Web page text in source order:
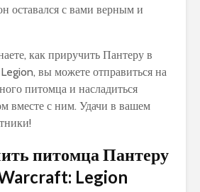
оставался с вами верным и
как приручить Пантеру в
вы можете отправиться на
питомца и насладиться
вместе с ним. Удачи в вашем
питомца Пантеру
Legion